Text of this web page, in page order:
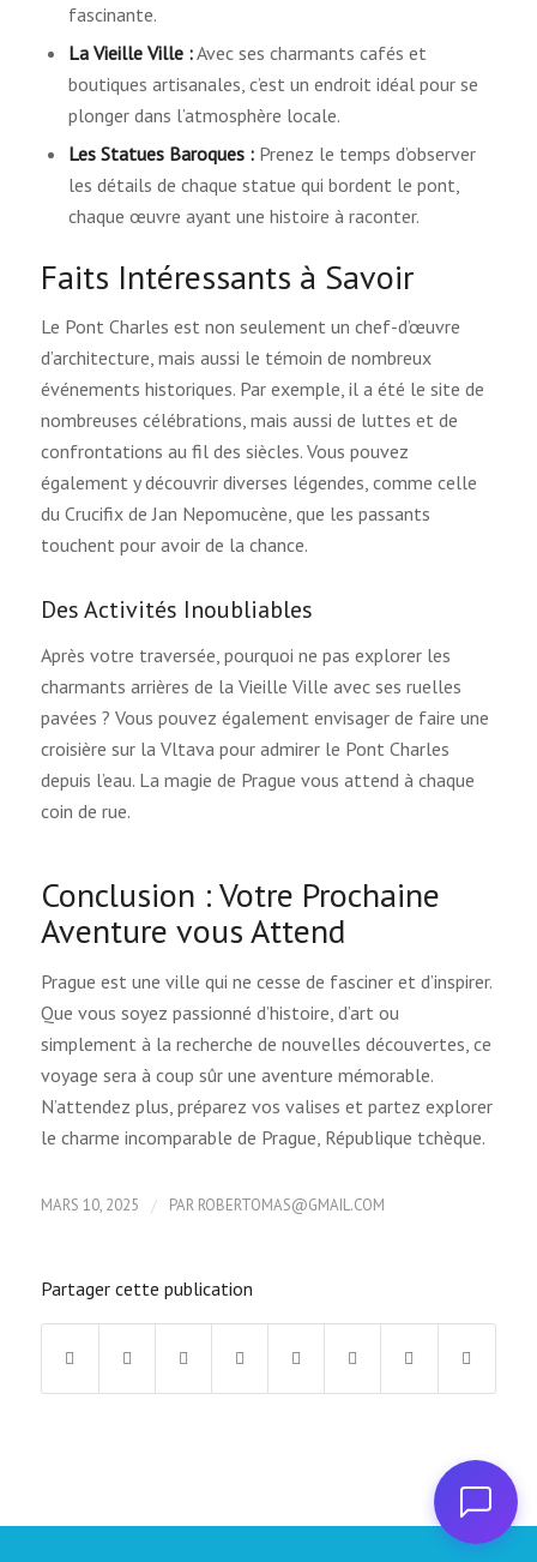
fascinante.
La Vieille Ville :Avec ses charmants cafés et
boutiques artisanales, c’est un endroit idéal pour se
plonger dans l’atmosphère locale.
Les Statues Baroques :Prenez le temps d’observer
les détails de chaque statue qui bordent le pont,
chaque œuvre ayant une histoire à raconter.
Faits Intéressants à Savoir
Le Pont Charles est non seulement un chef-d’œuvre
d’architecture, mais aussi le témoin de nombreux
événements historiques. Par exemple, il a été le site de
nombreuses célébrations, mais aussi de luttes et de
confrontations au fil des siècles. Vous pouvez
également y découvrir diverses légendes, comme celle
du Crucifix de Jan Nepomucène, que les passants
touchent pour avoir de la chance.
Des Activités Inoubliables
Après votre traversée, pourquoi ne pas explorer les
charmants arrières de la Vieille Ville avec ses ruelles
pavées ? Vous pouvez également envisager de faire une
croisière sur la Vltava pour admirer le Pont Charles
depuis l’eau. La magie de Prague vous attend à chaque
coin de rue.
Conclusion : Votre Prochaine
Aventure vous Attend
Prague est une ville qui ne cesse de fasciner et d’inspirer.
Que vous soyez passionné d’histoire, d’art ou
simplement à la recherche de nouvelles découvertes, ce
voyage sera à coup sûr une aventure mémorable.
N’attendez plus, préparez vos valises et partez explorer
le charme incomparable de Prague, République tchèque.
MARS 10, 2025 / PAR ROBERTOMAS@GMAIL.COM
Partager cette publication